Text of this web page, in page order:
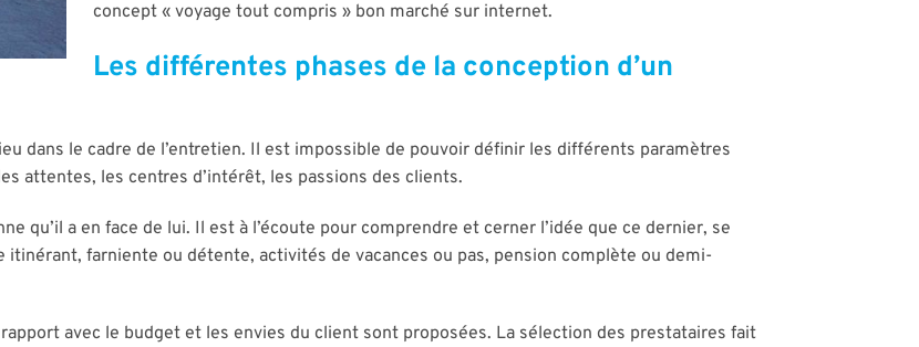
concept « voyage tout compris » bon marché sur internet.
Les différentes phases de la conception d’un
dans le cadre de l’entretien. Il est impossible de pouvoir définir les différents paramètres
attentes, les centres d’intérêt, les passions des clients.
qu’il a en face de lui. Il est à l’écoute pour comprendre et cerner l’idée que ce dernier, se
farniente ou détente, activités de vacances ou pas, pension complète ou demi-
avec le budget et les envies du client sont proposées. La sélection des prestataires fait